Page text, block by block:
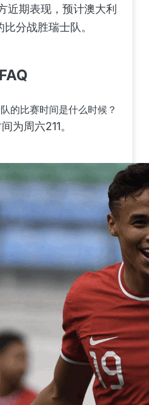
近期表现，预计澳大利
分战胜瑞士队。
FAQ
的比赛时间是什么时候？
为周六211。